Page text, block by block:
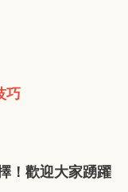
巧
！歡迎大家踴躍